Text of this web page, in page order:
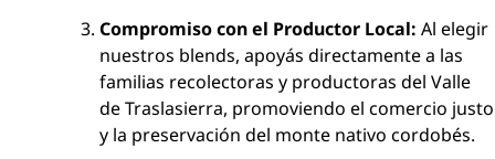
Compromiso con el Productor Local: Al elegir
nuestros blends, apoyás directamente a las
familias recolectoras y productoras del Valle
de Traslasierra, promoviendo el comercio justo
y la preservación del monte nativo cordobés.